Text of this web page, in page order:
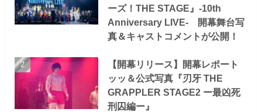
ーズ！THE STAGE』-10th
Anniversary LIVE- 開幕舞台写
真＆キャストコメントが公開！
【開幕リリース】開幕レポート
ッッ＆公式写真『刃牙 THE
GRAPPLER STAGE2 ー最凶死
刑囚編ー』